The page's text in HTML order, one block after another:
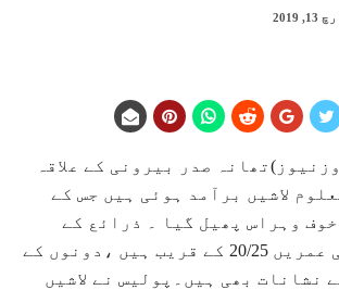
2019
صدر بیرونی کے علاقہ
لاشیں برآمد ہوئی ہیں جس کے
خوف وہراس پھیل گیا ۔ ذرائع کے
مطابق دونوں کی عمریں 20/25 کے قریب ہیں ،دونوں کے
نشانات بھی ہیں۔پولیس نے لاشیں